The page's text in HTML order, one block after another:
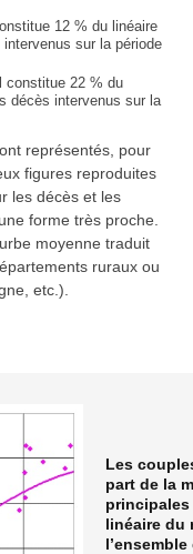
12 % du linéaire
sur la période
constitue 22 % du
décès intervenus sur la
représentés, pour
figures reproduites
les décès et les
forme très proche.
moyenne traduit
ruraux ou
etc.).
Les
part de la
linéaire du